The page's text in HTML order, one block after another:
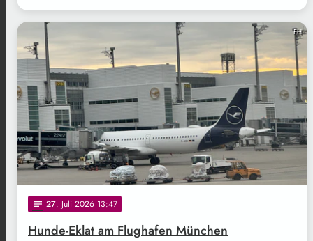
FH
notes 27. Juli 2026 13:47
Hunde-Eklat am Flughafen München